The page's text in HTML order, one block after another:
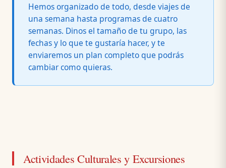
Hemos organizado de todo, desde viajes de
una semana hasta programas de cuatro
semanas. Dinos el tamaño de tu grupo, las
fechas y lo que te gustaría hacer, y te
enviaremos un plan completo que podrás
cambiar como quieras.
Actividades Culturales y Excursiones